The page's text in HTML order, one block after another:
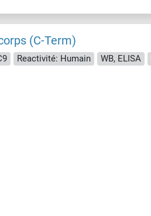
(C-Term)
Reactivité: Humain WB, ELISA